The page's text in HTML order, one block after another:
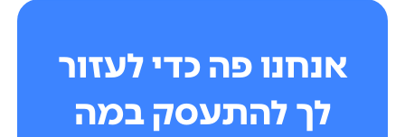
אנחנו פה כדי לעזור
לך להתעסק במה